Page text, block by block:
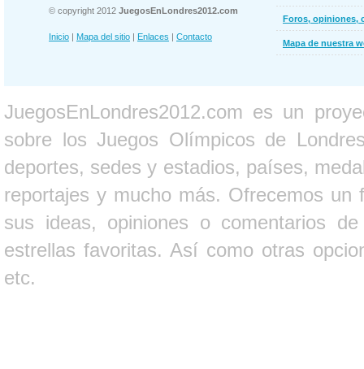
© copyright 2012 JuegosEnLondres2012.com
Inicio | Mapa del sitio | Enlaces | Contacto
Foros, opiniones,
Mapa de nuestra
JuegosEnLondres2012.com es un
sobre los Juegos Olímpicos de
deportes, sedes y estadios, países,
reportajes y mucho más. Ofrecemos un
sus ideas, opiniones o comentarios
estrellas favoritas. Así como otras
etc.